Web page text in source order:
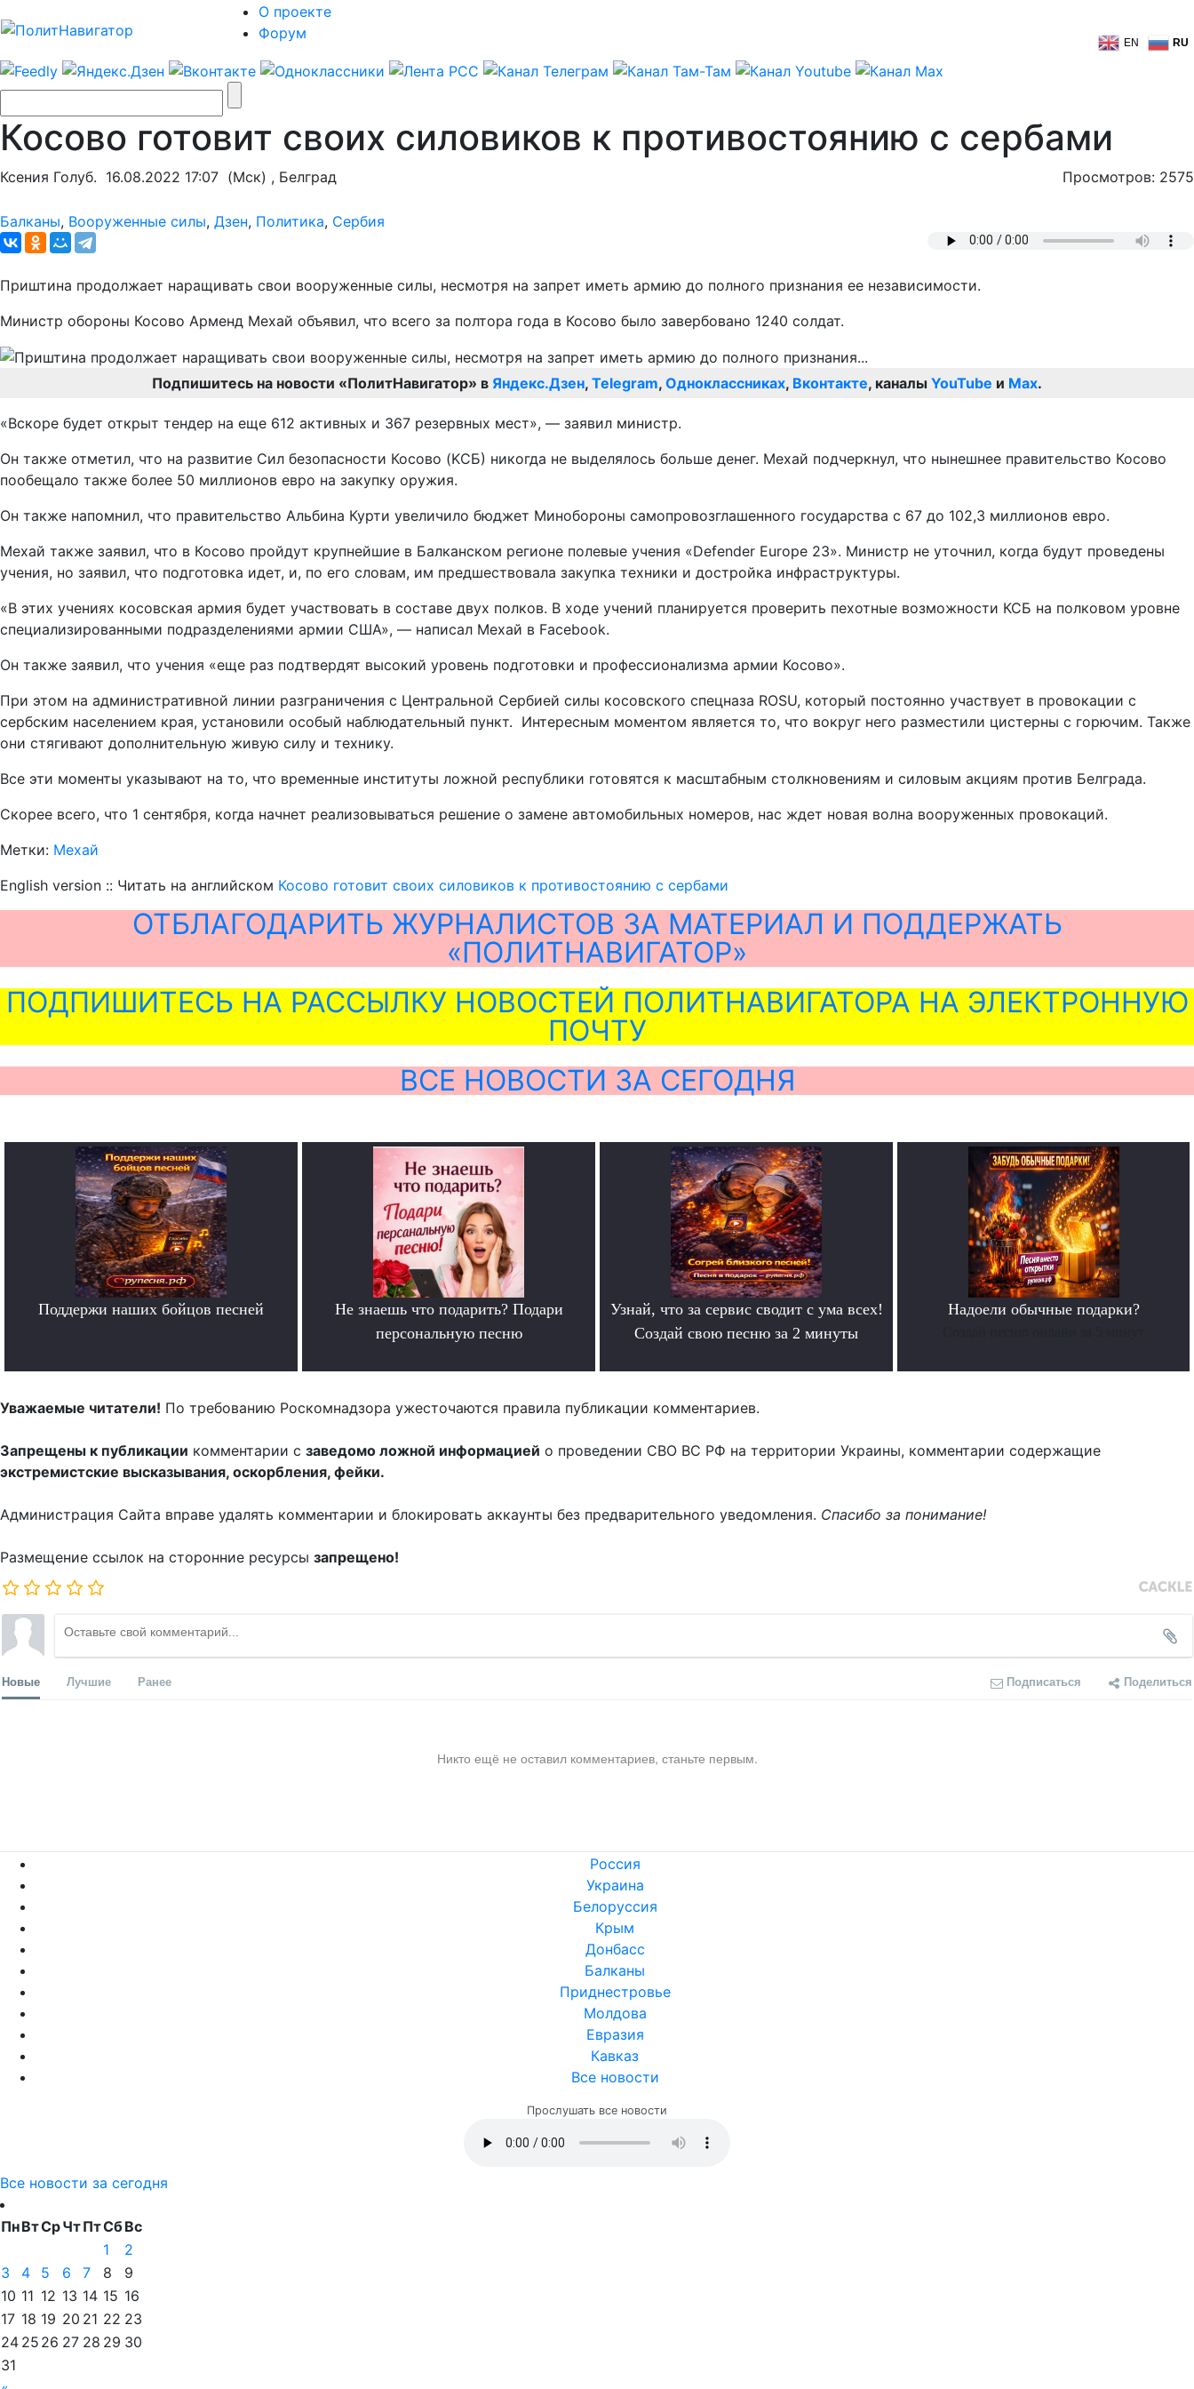
О проекте
Форум
EN RU
Косово готовит своих силовиков к противостоянию с сербами
Ксения Голуб. 16.08.2022 17:07 (Мск) , Белград Просмотров: 2575
Балканы, Вооруженные силы, Дзен, Политика, Сербия
Приштина продолжает наращивать свои вооруженные силы, несмотря на запрет иметь армию до полного признания ее независимости.
Министр обороны Косово Арменд Мехай объявил, что всего за полтора года в Косово было завербовано 1240 солдат.
Подпишитесь на новости «ПолитНавигатор» в Яндекс.Дзен, Telegram, Одноклассниках, Вконтакте, каналы YouTube и Max.
«Вскоре будет открыт тендер на еще 612 активных и 367 резервных мест», — заявил министр.
Он также отметил, что на развитие Сил безопасности Косово (KСБ) никогда не выделялось больше денег. Мехай подчеркнул, что нынешнее правительство Косово
пообещало также более 50 миллионов евро на закупку оружия.
Он также напомнил, что правительство Альбина Курти увеличило бюджет Минобороны самопровозглашенного государства с 67 до 102,3 миллионов евро.
Мехай также заявил, что в Косово пройдут крупнейшие в Балканском регионе полевые учения «Defender Europe 23». Министр не уточнил, когда будут проведены
учения, но заявил, что подготовка идет, и, по его словам, им предшествовала закупка техники и достройка инфраструктуры.
«В этих учениях косовская армия будет участвовать в составе двух полков. В ходе учений планируется проверить пехотные возможности КСБ на полковом уровне
специализированными подразделениями армии США», — написал Мехай в Facebook.
Он также заявил, что учения «еще раз подтвердят высокий уровень подготовки и профессионализма армии Косово».
При этом на административной линии разграничения с Центральной Сербией силы косовского спецназа ROSU, который постоянно участвует в провокации с
сербским населением края, установили особый наблюдательный пункт. Интересным моментом является то, что вокруг него разместили цистерны с горючим. Также
они стягивают дополнительную живую силу и технику.
Все эти моменты указывают на то, что временные институты ложной республики готовятся к масштабным столкновениям и силовым акциям против Белграда.
Скорее всего, что 1 сентября, когда начнет реализовываться решение о замене автомобильных номеров, нас ждет новая волна вооруженных провокаций.
Метки: Мехай
English version :: Читать на английском Косово готовит своих силовиков к противостоянию с сербами
ОТБЛАГОДАРИТЬ ЖУРНАЛИСТОВ ЗА МАТЕРИАЛ И ПОДДЕРЖАТЬ
«ПОЛИТНАВИГАТОР»
ПОДПИШИТЕСЬ НА РАССЫЛКУ НОВОСТЕЙ ПОЛИТНАВИГАТОРА НА ЭЛЕКТРОННУЮ
ПОЧТУ
ВСЕ НОВОСТИ ЗА СЕГОДНЯ
Поддержи наших бойцов песней
Не знаешь что подарить? Подари
персональную песню
Узнай, что за сервис сводит с ума всех!
Создай свою песню за 2 минуты
Надоели обычные подарки?
Уважаемые читатели! По требованию Роскомнадзора ужесточаются правила публикации комментариев.
Запрещены к публикации комментарии с заведомо ложной информацией о проведении СВО ВС РФ на территории Украины, комментарии содержащие
экстремистские высказывания, оскорбления, фейки.
Администрация Сайта вправе удалять комментарии и блокировать аккаунты без предварительного уведомления. Спасибо за понимание!
Размещение ссылок на сторонние ресурсы запрещено!
Новые Лучшие Ранее Подписаться Поделиться
Никто ещё не оставил комментариев, станьте первым.
Россия
Украина
Белоруссия
Крым
Донбасс
Балканы
Приднестровье
Молдова
Евразия
Кавказ
Все новости
Прослушать все новости
Все новости за сегодня
ПнВтСрЧтПтСбВс
1
2
3
4 5 6 7 8
9
10 11 12 13 14 15 16
17 18 19 20 21 22 23
24 25 26 27 28 29 30
31